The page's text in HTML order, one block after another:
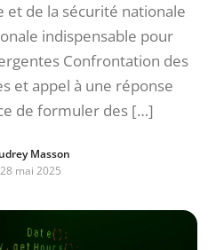
de la sécurité nationale
indispensable pour
Confrontation des
et appel à une réponse
de formuler des […]
Masson
28 mai 2025